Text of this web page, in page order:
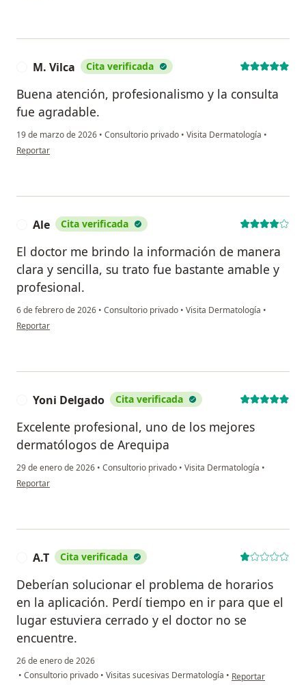
M. Vilca Cita verificada
Buena atención, profesionalismo y la consulta
fue agradable.
19 de marzo de 2026 • Consultorio privado • Visita Dermatología •
en opinión del usuario M. Vilca
Reportar
Ale Cita verificada
El doctor me brindo la información de manera
clara y sencilla, su trato fue bastante amable y
profesional.
6 de febrero de 2026 • Consultorio privado • Visita Dermatología •
en opinión del usuario Ale
Reportar
Yoni Delgado Cita verificada
Excelente profesional, uno de los mejores
dermatólogos de Arequipa
29 de enero de 2026 • Consultorio privado • Visita Dermatología •
en opinión del usuario Yoni Delgado
Reportar
A.T Cita verificada
Deberían solucionar el problema de horarios
en la aplicación. Perdí tiempo en ir para que el
lugar estuviera cerrado y el doctor no se
encuentre.
26 de enero de 2026
• Consultorio privado • Visitas sucesivas Dermatología • en opinión del
Reportar